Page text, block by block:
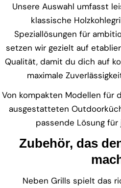
Unsere Auswahl umfasst
klassische
Speziallösungen für
setzen wir gezielt auf
Qualität, damit du dich auf
maximale
Von kompakten Modellen für
ausgestatteten
passende Lösung
Zubehör, das
Neben Grills spielt das